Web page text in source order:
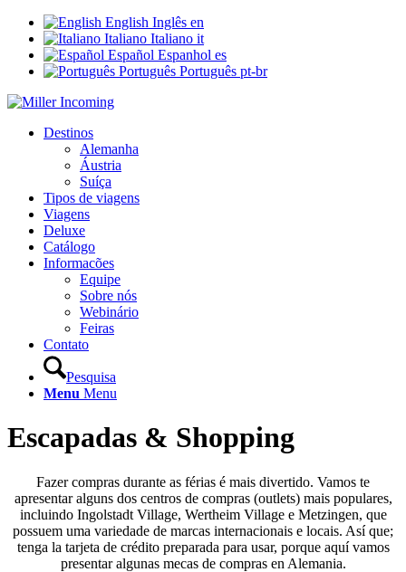
English Inglês en
Italiano Italiano it
Español Espanhol es
Português Português pt-br
Destinos
Alemanha
Áustria
Suíça
Tipos de viagens
Viagens
Deluxe
Catálogo
Informacões
Equipe
Sobre nós
Webinário
Feiras
Contato
Pesquisa
Menu Menu
Escapadas & Shopping
Fazer compras durante as férias é mais divertido. Vamos te
apresentar alguns dos centros de compras (outlets) mais populares,
incluindo Ingolstadt Village, Wertheim Village e Metzingen, que
possuem uma variedade de marcas internacionais e locais. Así que;
tenga la tarjeta de crédito preparada para usar, porque aquí vamos
presentar algunas mecas de compras en Alemania.